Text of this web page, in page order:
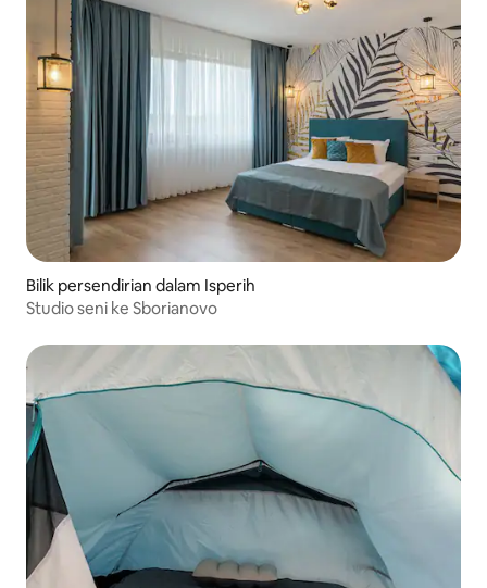
Bilik persendirian dalam Isperih
Studio seni ke Sborianovo